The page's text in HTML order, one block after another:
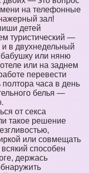
на телефонные
зал!
детей
туристический —
в двухнедельный
или няню
или на заднем
перевести
полтора часа в день
белья —
от секса
такое решение
или совмещать
способен
держась